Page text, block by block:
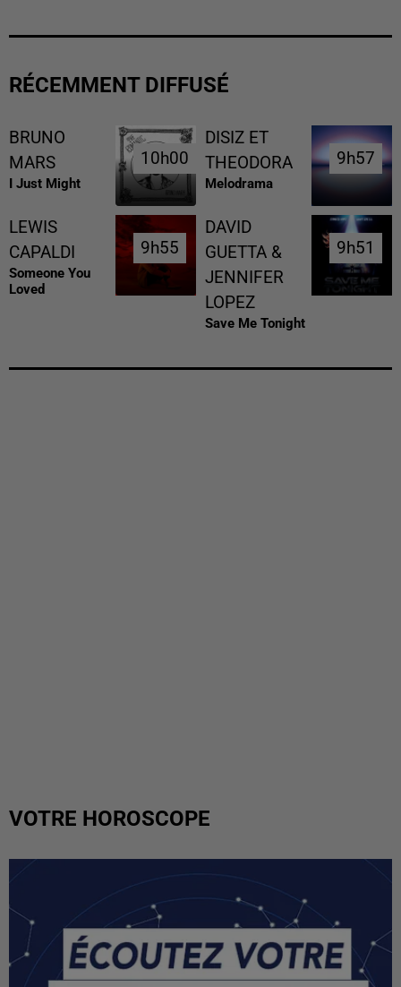
RÉCEMMENT DIFFUSÉ
BRUNO
MARS
I Just Might
10h00
10h00
DISIZ ET
THEODORA
Melodrama
9h57
9h57
LEWIS
CAPALDI
Someone You
Loved
9h55
9h55
DAVID
GUETTA &
JENNIFER
LOPEZ
Save Me Tonight
9h51
9h51
VOTRE HOROSCOPE